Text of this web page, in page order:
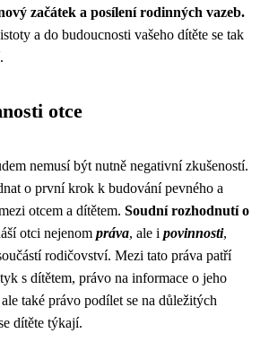
začátek a posílení rodinných vazeb.
a do budoucnosti vašeho dítěte se tak
otce
nemusí být nutně negativní zkušeností.
o první krok k budování pevného a
otcem a dítětem. Soudní rozhodnutí o
otci nejenom práva, ale i povinnosti,
rodičovství. Mezi tato práva patří
s dítětem, právo na informace o jeho
také právo podílet se na důležitých
dítěte týkají.